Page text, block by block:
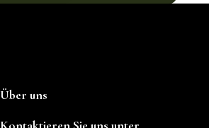
Über uns